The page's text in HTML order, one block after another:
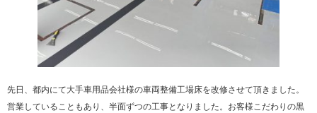
先日、都内にて大手車用品会社様の車両整備工場床を改修させて頂きました。
営業していることもあり、半面ずつの工事となりました。お客様こだわりの黒